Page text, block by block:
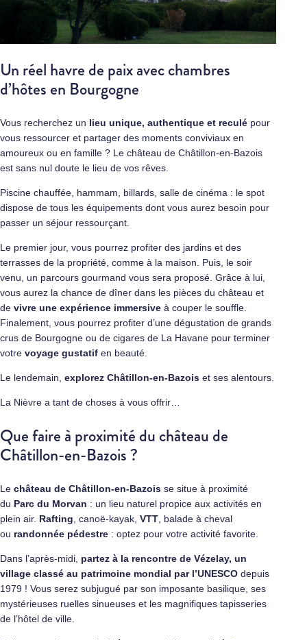
Un réel havre de paix avec chambres
d’hôtes en Bourgogne
Vous recherchez un lieu unique, authentique et reculé pour
vous ressourcer et partager des moments conviviaux en
amoureux ou en famille ? Le château de Châtillon-en-Bazois
est sans nul doute le lieu de vos rêves.
Piscine chauffée, hammam, billards, salle de cinéma : le spot
dispose de tous les équipements dont vous aurez besoin pour
passer un séjour ressourçant.
Le premier jour, vous pourrez profiter des jardins et des
terrasses de la propriété, comme à la maison. Puis, le soir
venu, un parcours gourmand vous sera proposé. Grâce à lui,
vous aurez la chance de dîner dans les pièces du château et
de vivre une expérience immersive à couper le souffle.
Finalement, vous pourrez profiter d’une dégustation de grands
crus de Bourgogne ou de cigares de La Havane pour terminer
votre voyage gustatif en beauté.
Le lendemain, explorez Châtillon-en-Bazois et ses alentours.
La Nièvre a tant de choses à vous offrir…
Que faire à proximité du château de
Châtillon-en-Bazois ?
Le château de Châtillon-en-Bazois se situe à proximité
du Parc du Morvan : un lieu naturel propice aux activités en
plein air. Rafting , canoë-kayak, VTT , balade à cheval
ou randonnée pédestre : optez pour votre activité favorite.
Dans l’après-midi, partez à la rencontre de Vézelay, un
village classé au patrimoine mondial par l’UNESCO depuis
1979 ! Vous serez subjugué par son imposante basilique, ses
mystérieuses ruelles sinueuses et les magnifiques tapisseries
de l’hôtel de ville.